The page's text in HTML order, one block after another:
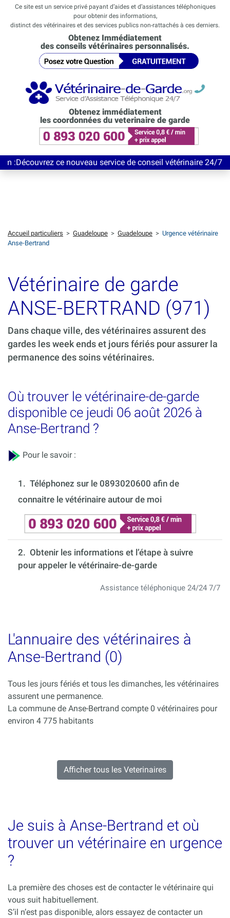
Ce site est un service privé payant d’aides et d’assistances téléphoniques
pour obtenir des informations,
distinct des vétérinaires et des services publics non-rattachés à ces derniers.
Obtenez Immédiatement
des conseils vétérinaires personnalisés.
Obtenez immédiatement
les coordonnées du veterinaire de garde
ce nouveau service de conseil vétérinaire 24/7
Accueil particuliers > Guadeloupe > Guadeloupe > Urgence vétérinaire
Anse-Bertrand
Vétérinaire de garde
ANSE-BERTRAND (971)
Dans chaque ville, des vétérinaires assurent des
gardes les week ends et jours fériés pour assurer la
permanence des soins vétérinaires.
Où trouver le vétérinaire-de-garde
disponible ce jeudi 06 août 2026 à
Anse-Bertrand ?
Pour le savoir :
1. Téléphonez sur le 0893020600 afin de
connaitre le vétérinaire autour de moi
2. Obtenir les informations et l’étape à suivre
pour appeler le vétérinaire-de-garde
Assistance téléphonique 24/24 7/7
L'annuaire des vétérinaires à
Anse-Bertrand (0)
Tous les jours fériés et tous les dimanches, les vétérinaires
assurent une permanence.
La commune de Anse-Bertrand compte 0 vétérinaires pour
environ 4 775 habitants
Afficher tous les Veterinaires
Je suis à Anse-Bertrand et où
trouver un vétérinaire en urgence
?
La première des choses est de contacter le vétérinaire qui
vous suit habituellement.
S’il n’est pas disponible, alors essayez de contacter un